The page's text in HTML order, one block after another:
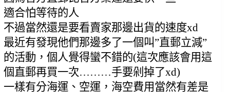
適合怕等待的人
不過當然還是要看賣家那邊出貨的速度xd
最近有發現他們那邊多了一個叫”直郵立減”
的活動，個人覺得蠻不錯的(這次應該會用這
個直郵再買一次………手要剁掉了xd)
一樣有分海運、空運，海空費用當然有差是